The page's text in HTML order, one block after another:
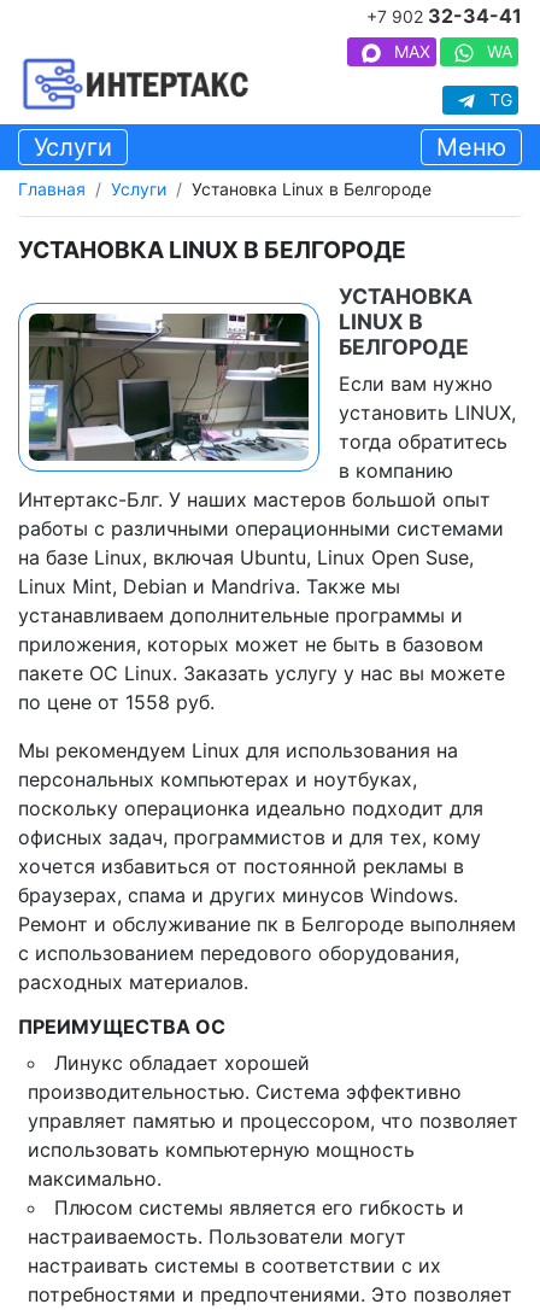
+7 902 32-34-41
MAX WA
TG
Услуги Меню
Главная Услуги Установка Linux в Белгороде
УСТАНОВКА LINUX В БЕЛГОРОДЕ
УСТАНОВКА
LINUX В
БЕЛГОРОДЕ
Если вам нужно
установить LINUX,
тогда обратитесь
в компанию
Интертакс-Блг. У наших мастеров большой опыт
работы с различными операционными системами
на базе Linux, включая Ubuntu, Linux Open Suse,
Linux Mint, Debian и Mandriva. Также мы
устанавливаем дополнительные программы и
приложения, которых может не быть в базовом
пакете ОС Linux. Заказать услугу у нас вы можете
по цене от 1558 руб.
Мы рекомендуем Linux для использования на
персональных компьютерах и ноутбуках,
поскольку операционка идеально подходит для
офисных задач, программистов и для тех, кому
хочется избавиться от постоянной рекламы в
браузерах, спама и других минусов Windows.
Ремонт и обслуживание пк в Белгороде выполняем
с использованием передового оборудования,
расходных материалов.
ПРЕИМУЩЕСТВА ОС
Линукс обладает хорошей
производительностью. Система эффективно
управляет памятью и процессором, что позволяет
использовать компьютерную мощность
максимально.
Плюсом системы является его гибкость и
настраиваемость. Пользователи могут
настраивать системы в соответствии с их
потребностями и предпочтениями. Это позволяет